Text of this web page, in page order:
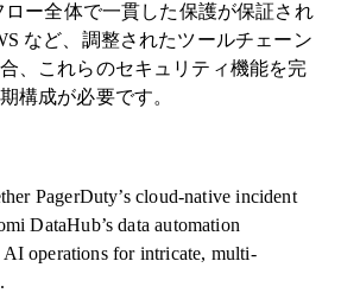
ー全体で一貫した保護が保証され
など、調整されたツールチェーン
、これらのセキュリティ機能を完
構成が必要です。
PagerDuty’s cloud-native incident
DataHub’s data automation
operations for intricate, multi-